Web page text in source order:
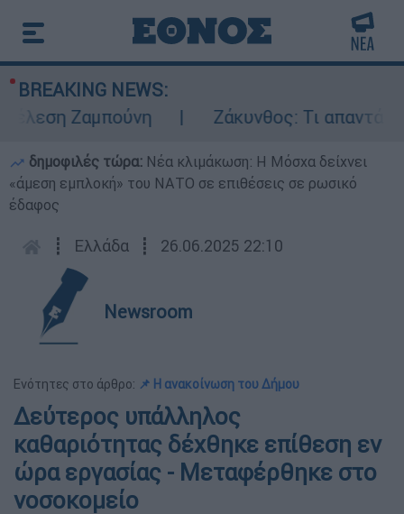
BREAKING NEWS:
Ζαμπούνη
Ζάκυνθος: Τι απαντά η
δημοφιλές τώρα: Νέα κλιμάκωση: Η Μόσχα δείχνει
«άμεση εμπλοκή» του ΝΑΤΟ σε επιθέσεις σε ρωσικό
έδαφος
┋ Ελλάδα ┋ 26.06.2025 22:10
Newsroom
Ενότητες στο άρθρο: 📌 Η ανακοίνωση του Δήμου
Δεύτερος υπάλληλος
καθαριότητας δέχθηκε επίθεση εν
ώρα εργασίας - Μεταφέρθηκε στο
νοσοκομείο